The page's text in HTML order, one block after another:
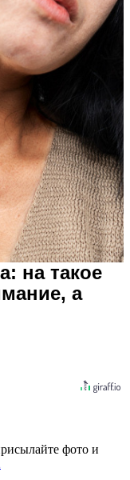
на такое
а
фото и